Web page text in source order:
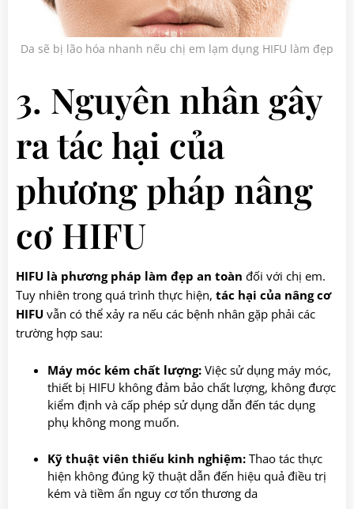
Da sẽ bị lão hóa nhanh nếu chị em lạm dụng HIFU làm đẹp
3. Nguyên nhân gây
ra tác hại của
phương pháp nâng
cơ HIFU
HIFU là phương pháp làm đẹp an toàn đối với chị em.
Tuy nhiên trong quá trình thực hiện, tác hại của nâng cơ
HIFU vẫn có thể xảy ra nếu các bệnh nhân gặp phải các
trường hợp sau:
Máy móc kém chất lượng: Việc sử dụng máy móc,
thiết bị HIFU không đảm bảo chất lượng, không được
kiểm định và cấp phép sử dụng dẫn đến tác dụng
phụ không mong muốn.
Kỹ thuật viên thiếu kinh nghiệm: Thao tác thực
hiện không đúng kỹ thuật dẫn đến hiệu quả điều trị
kém và tiềm ẩn nguy cơ tổn thương da